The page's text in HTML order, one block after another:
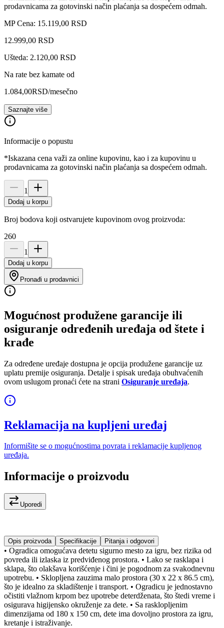
prodavnicama za gotovinski način plaćanja sa dospećem odmah.
MP Cena: 15.119,00 RSD
12.999,00 RSD
Ušteda: 2.120,00 RSD
Na rate bez kamate od
1.084,00RSD/mesečno
Saznajte više
Informacije o popustu
*Iskazana cena važi za online kupovinu, kao i za kupovinu u
prodavnicama za gotovinski način plaćanja sa dospećem odmah.
1
Dodaj u korpu
Broj bodova koji ostvarujete kupovinom ovog proizvoda:
260
1
Dodaj u korpu
Pronađi u prodavnici
Mogućnost produžene garancije ili
osiguranje određenih uređaja od štete i
krađe
Za određene uređaje dostupna je opcija produžene garancije uz
uplatu premije osiguranja. Detalje i spisak uređaja obuhvaćenih
ovom uslugom pronaći ćete na strani Osiguranje uređaja.
Reklamacija na kupljeni uređaj
Informišite se o mogućnostima povrata i reklamacije kupljenog
uređaja.
Informacije o proizvodu
Uporedi
Opis proizvoda Specifikacije Pitanja i odgovori
• Ogradica omogućava detetu sigurno mesto za igru, bez rizika od
povreda ili izlaska iz predviđenog prostora. • Lako se rasklapa i
sklapa, što olakšava korišćenje i čini je pogodnom za svakodnevnu
upotrebu. • Sklopljena zauzima malo prostora (30 x 22 x 86.5 cm),
što je idealno za skladištenje i transport. • Ogradicu je jednostavno
očistiti vlažnom krpom bez upotrebe deterdženata, što štedi vreme i
osigurava higijensko okruženje za dete. • Sa rasklopljenim
dimenzijama od 180 x 150 cm, dete ima dovoljno prostora za igru,
kretanje i istraživanje.